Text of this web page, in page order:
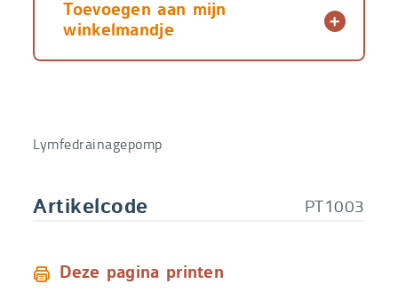
Toevoegen aan mijn
winkelmandje
Lymfedrainagepomp
Artikelcode PT1003
Deze pagina printen